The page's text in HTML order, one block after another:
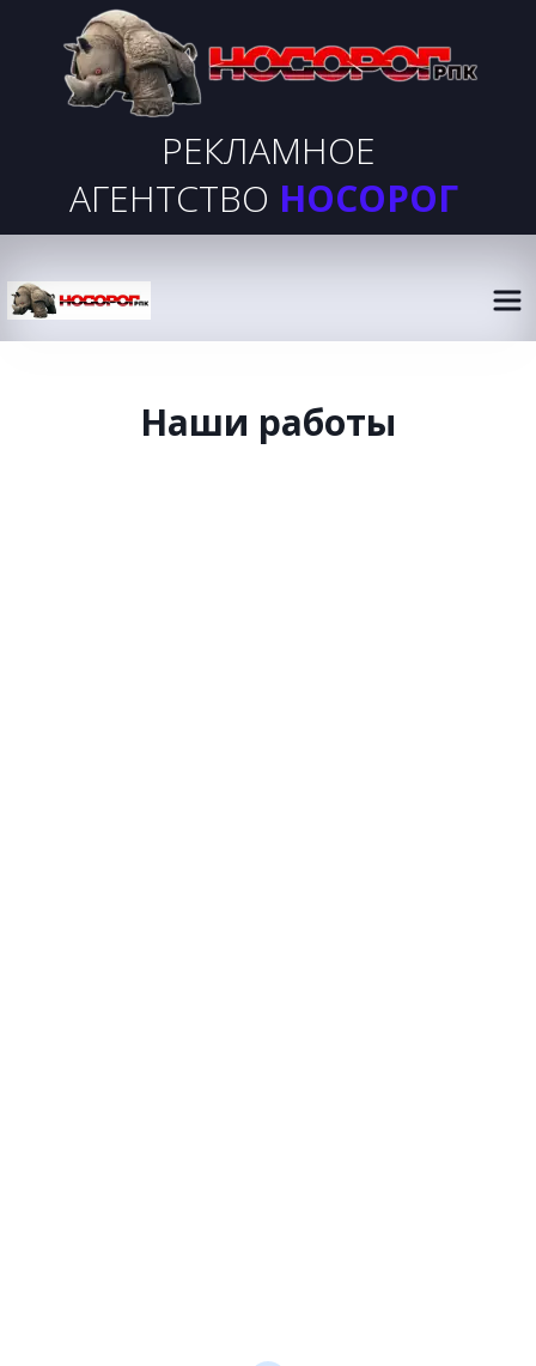
РЕКЛАМНОЕ
АГЕНТСТВО НОСОРОГ
Наши работы